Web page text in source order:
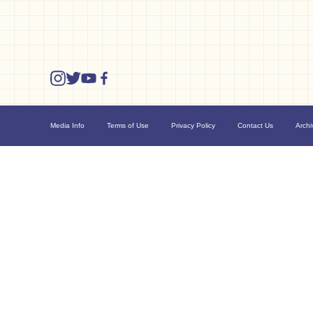
Media Info Terms of Use Privacy Policy Contact Us